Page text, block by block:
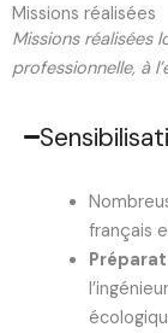
Missions réalisées
Missions réalisées
professionnelle, à
français